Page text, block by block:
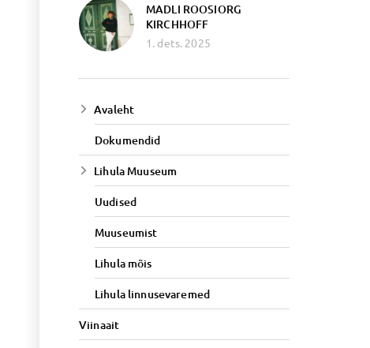
MADLI ROOSIORG
KIRCHHOFF
1. dets. 2025
Avaleht
Dokumendid
Lihula Muuseum
Uudised
Muuseumist
Lihula mõis
Lihula linnusevaremed
Viinaait